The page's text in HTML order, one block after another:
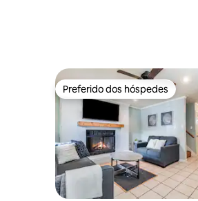
Preferido dos hóspedes
Preferido dos hóspedes